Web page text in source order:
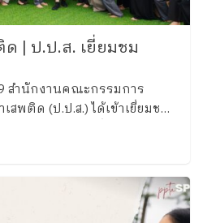
| ป.ป.ส. เยี่ยมชม
สำนักงานคณะกรรมการ
สพติด (ป.ป.ส.) ได้เข้าเยี่ยมชม
าทักษะสมองเพื่อการจัดการ
: EF) ของโรงเรียนเพลิน